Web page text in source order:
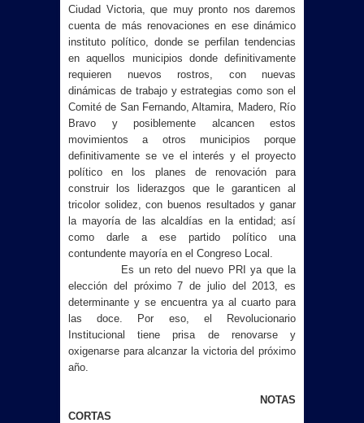
Ciudad Victoria, que muy pronto nos daremos
cuenta de más renovaciones en ese dinámico
instituto político, donde se perfilan tendencias
en aquellos municipios donde definitivamente
requieren nuevos rostros, con nuevas
dinámicas de trabajo y estrategias como son el
Comité de San Fernando, Altamira, Madero, Río
Bravo y posiblemente alcancen estos
movimientos a otros municipios porque
definitivamente se ve el interés y el proyecto
político en los planes de renovación para
construir los liderazgos que le garanticen al
tricolor solidez, con buenos resultados y ganar
la mayoría de las alcaldías en la entidad; así
como darle a ese partido político una
contundente mayoría en el Congreso Local.
Es un reto del nuevo PRI ya que la
elección del próximo 7 de julio del 2013, es
determinante y se encuentra ya al cuarto para
las doce. Por eso, el Revolucionario
Institucional tiene prisa de renovarse y
oxigenarse para alcanzar la victoria del próximo
año.
NOTAS
CORTAS